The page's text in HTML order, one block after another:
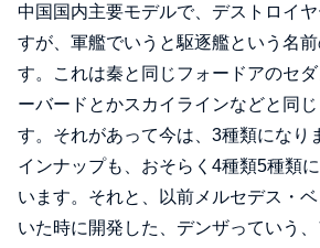
中国国内主要モデルで、デストロイ
すが、軍艦でいうと駆逐艦という名
す。これは秦と同じフォードアのセ
ーバードとかスカイラインなどと同
す。それがあって今は、3種類になり
インナップも、おそらく4種類5種類
います。それと、以前メルセデス・
いた時に開発した、デンザっていう